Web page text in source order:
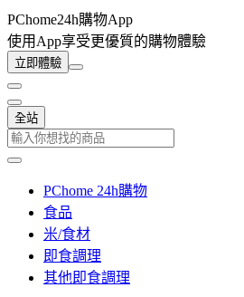
PChome24h購物App
使用App享受更優質的購物體驗
立即體驗
全站
PChome 24h購物
食品
米/食材
即食調理
其他即食調理